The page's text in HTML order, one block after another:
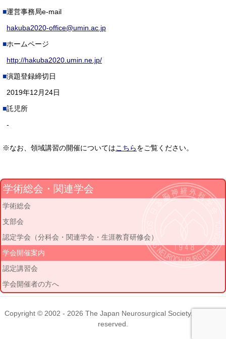
運営事務局e-mail
hakuba2020-office@umin.ac.jp
ホームページ
http://hakuba2020.umin.ne.jp/
演題登録締切日
2019年12月24日
託児所
-
※なお、領域講習の開催についてはこちらをご覧ください。
学術総会・関連学会
学術総会
支部会
認定学会（分科会・関連学会・生涯教育研修会）
学会開催案内
認定講習会
学会開催者の方へ
Copyright © 2002 - 2026 The Japan Neurosurgical Society. All rights
reserved.